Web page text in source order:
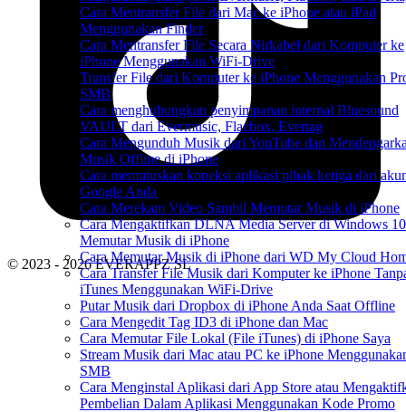
Cara Mentransfer File dari Mac ke iPhone atau iPad
Menggunakan Finder
Cara Mentransfer File Secara Nirkabel dari Komputer ke
iPhone Menggunakan WiFi-Drive
Transfer File dari Komputer ke iPhone Menggunakan
SMB
Cara menghubungkan penyimpanan internal Bluesound
VAULT dari Evermusic, Flacbox, Evertag
Cara Mengunduh Musik dari YouTube dan
Musik Offline di iPhone
Cara memutuskan koneksi aplikasi pihak ketiga dari
Google Anda
Cara Merekam Video Sambil Memutar Musik di iPhone
Cara Mengaktifkan DLNA Media Server di Windows
Memutar Musik di iPhone
Cara Memutar Musik di iPhone dari WD My Cloud
Cara Transfer File Musik dari Komputer ke iPhone
iTunes Menggunakan WiFi-Drive
Putar Musik dari Dropbox di iPhone Anda Saat Offline
Cara Mengedit Tag ID3 di iPhone dan Mac
Cara Memutar File Lokal (File iTunes) di iPhone Saya
Stream Musik dari Mac atau PC ke iPhone
SMB
Cara Menginstal Aplikasi dari App Store atau
Pembelian Dalam Aplikasi Menggunakan Kode Promo
© 2023 - 2026 EVERAPPZ SL